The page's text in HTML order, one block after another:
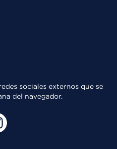
sociales externos que se
del navegador.